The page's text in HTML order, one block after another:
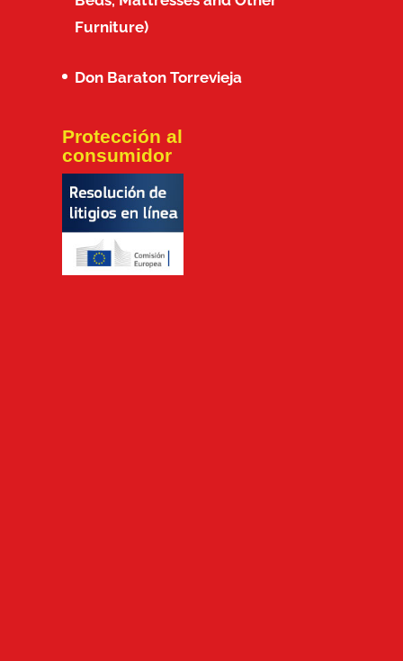
Furniture)
Don Baraton Torrevieja
Protección al
consumidor